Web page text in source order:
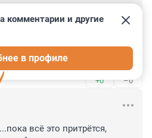
линуксе, а об
астра Линкс, Роса, Рэд
+0 –0
комментарии и другие
в профиле
всё это притрётся,